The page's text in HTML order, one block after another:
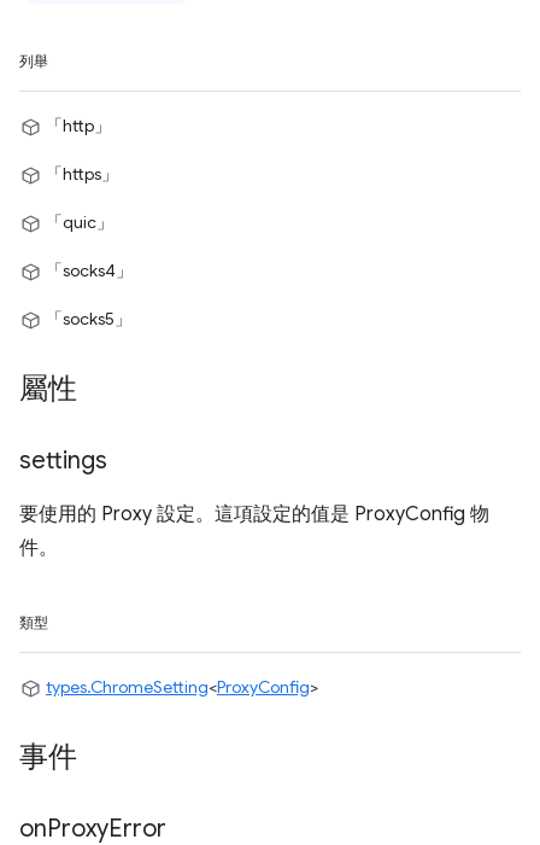
列舉
「http」
「https」
「quic」
「socks4」
「socks5」
屬性
settings
要使用的 Proxy 設定。這項設定的值是 ProxyConfig 物
件。
類型
types.ChromeSetting<ProxyConfig>
事件
onProxyError